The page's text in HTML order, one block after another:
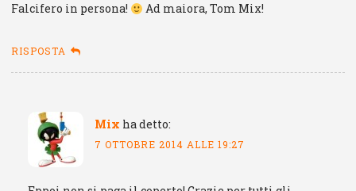
Falcifero in persona!
Ad maiora, Tom Mix!
RISPOSTA
Mix ha detto:
7 OTTOBRE 2014 ALLE 19:27